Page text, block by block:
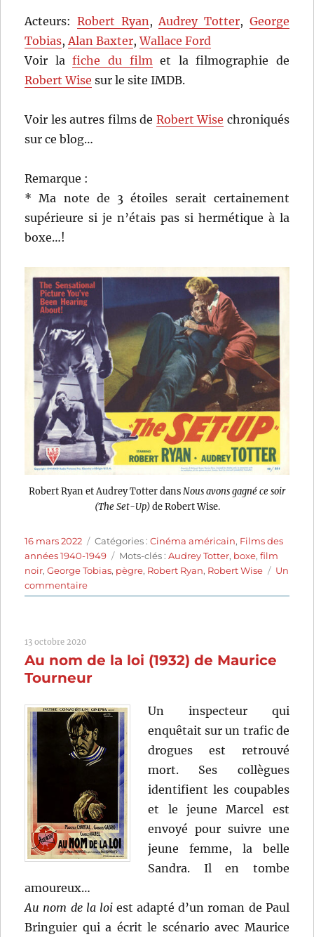
Acteurs: Robert Ryan , Audrey Totter, George
Tobias, Alan Baxter,Wallace Ford
Voir lafiche du film et la filmographie de
Robert Wise sur le site IMDB.
Voir les autres films de Robert Wise chroniqués
sur ce blog…
Remarque :
* Ma note de 3 étoiles serait certainement
supérieure si je n’étais pas si hermétique à la
boxe…!
Robert Ryan et Audrey Totter dansNous avons gagné ce soir
(The Set-Up)de Robert Wise.
Publié
le
16 mars 2022 Catégories
Catégories :Cinéma américain, Films des
années 1940-1949
Étiquettes
Mots-clés :Audrey Totter, boxe,film
noir,George Tobias, pègre, Robert Ryan, Robert Wise
Un
commentairesur
Nous
soir
(1949)
Robert
Wise
13 octobre 2020
Au nom de la loi (1932) de Maurice
Tourneur
Un inspecteur qui
enquêtait sur un trafic de
drogues est retrouvé
mort. Ses collègues
identifient les coupables
et le jeune Marcel est
envoyé pour suivre une
jeune femme, la belle
Sandra. Il en tombe
amoureux…
Au nom de la loiest adapté d’un roman de Paul
Bringuier qui a écrit le scénario avec Maurice